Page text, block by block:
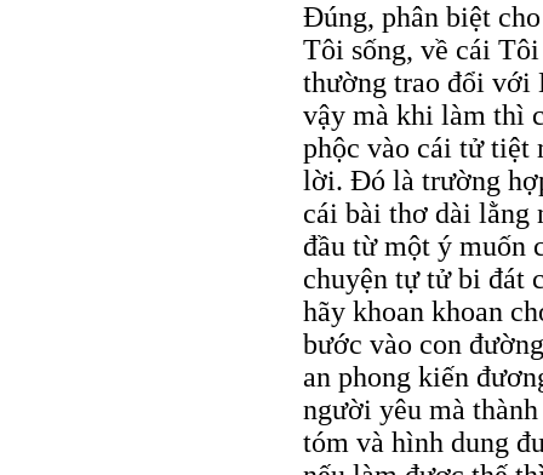
Đúng, phân biệt
Tôi sống, về cái
thường trao đổi với
vậy mà khi làm thì
phộc vào cái tử tiệt
lời. Đó là trường
cái bài thơ dài lằng
đầu từ một ý muốn
chuyện tự tử bi đát
hãy khoan khoan
bước vào con
an phong kiến
người yêu mà
tóm và hình dung